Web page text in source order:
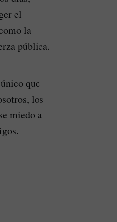
el
la
pública.
que
los
miedo a